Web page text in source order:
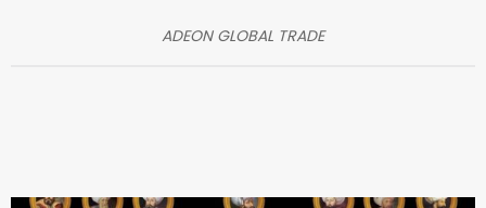
ADEON GLOBAL TRADE